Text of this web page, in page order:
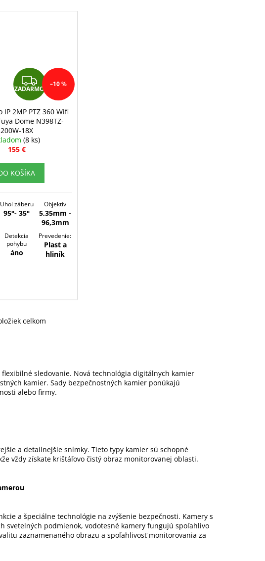
Z
A
D
A
R
ZADARMO
–10 %
IP 2MP PTZ 360 Wifi
Dome N398TZ-
200W-18X
(8 ks)
155 €
KOŠÍKA
Uhol záberu
95°- 35°
Objektív
5,35mm -
96,3mm
Detekcia
pohybu
áno
Prevedenie:
Plast a
hliník
O
d
a
c
v
k
ý
s
u
celkom
sledovanie. Nová technológia digitálnych kamier
kamier. Sady bezpečnostných kamier ponúkajú
alebo firmy.
a detailnejšie snímky. Tieto typy kamier sú schopné
vždy získate krištáľovo čistý obraz monitorovanej oblasti.
a špeciálne technológie na zvýšenie bezpečnosti. Kamery s
svetelných podmienok, vodotesné kamery fungujú spoľahlivo
zaznamenaného obrazu a spoľahlivosť monitorovania za